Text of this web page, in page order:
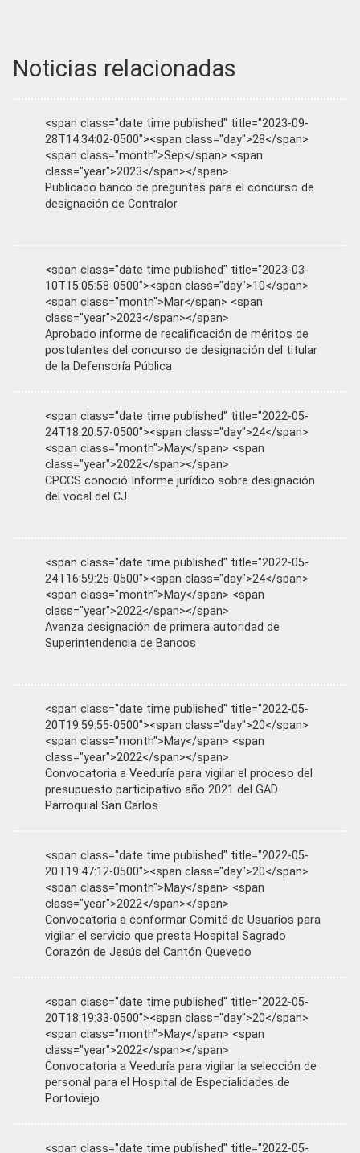
Noticias relacionadas
<span class="date time published" title="2023-09-
28T14:34:02-0500"><span class="day">28</span>
<span class="month">Sep</span> <span
class="year">2023</span></span>
Publicado banco de preguntas para el concurso de
designación de Contralor
<span class="date time published" title="2023-03-
10T15:05:58-0500"><span class="day">10</span>
<span class="month">Mar</span> <span
class="year">2023</span></span>
Aprobado informe de recalificación de méritos de
postulantes del concurso de designación del titular
de la Defensoría Pública
<span class="date time published" title="2022-05-
24T18:20:57-0500"><span class="day">24</span>
<span class="month">May</span> <span
class="year">2022</span></span>
CPCCS conoció Informe jurídico sobre designación
del vocal del CJ
<span class="date time published" title="2022-05-
24T16:59:25-0500"><span class="day">24</span>
<span class="month">May</span> <span
class="year">2022</span></span>
Avanza designación de primera autoridad de
Superintendencia de Bancos
<span class="date time published" title="2022-05-
20T19:59:55-0500"><span class="day">20</span>
<span class="month">May</span> <span
class="year">2022</span></span>
Convocatoria a Veeduría para vigilar el proceso del
presupuesto participativo año 2021 del GAD
Parroquial San Carlos
<span class="date time published" title="2022-05-
20T19:47:12-0500"><span class="day">20</span>
<span class="month">May</span> <span
class="year">2022</span></span>
Convocatoria a conformar Comité de Usuarios para
vigilar el servicio que presta Hospital Sagrado
Corazón de Jesús del Cantón Quevedo
<span class="date time published" title="2022-05-
20T18:19:33-0500"><span class="day">20</span>
<span class="month">May</span> <span
class="year">2022</span></span>
Convocatoria a Veeduría para vigilar la selección de
personal para el Hospital de Especialidades de
Portoviejo
<span class="date time published" title="2022-05-